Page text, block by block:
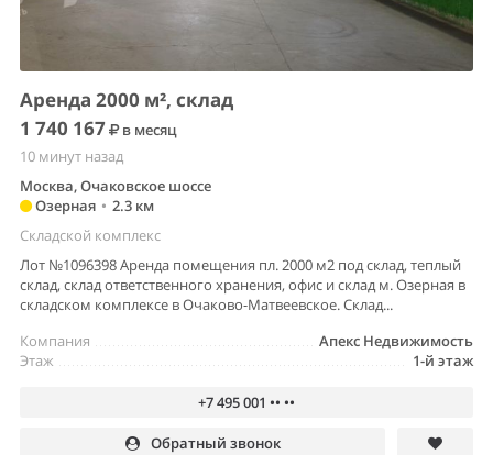
Аренда 2000 м², склад
1 740 167
в месяц
10 минут назад
Москва, Очаковское шоссе
Озерная • 2.3 км
Складской комплекс
Лот №1096398 Аренда помещения пл. 2000 м2 под склад, теплый
склад, склад ответственного хранения, офис и склад м. Озерная в
складском комплексе в Очаково-Матвеевское. Склад...
Апекс Недвижимость
Компания
1-й этаж
Этаж
+7 495 001 •• ••
Обратный звонок